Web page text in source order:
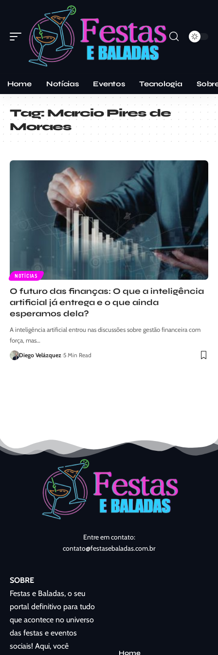
Home Notícias Eventos Tecnologia
Tag:Marcio Pires de
Moraes
NOTÍCIAS
O futuro das finanças: O que a inteligência
artificial já entrega e o que ainda
esperamos dela?
A inteligência artificial entrou nas discussões sobre gestão financeira com
força, mas…
Diego Velázquez 5 Min Read
Entre em contato:
contato@festasebaladas.com.br
SOBRE
Festas e Baladas, o seu
portal definitivo para tudo
que acontece no universo
das festas e eventos
sociais! Aqui, você
Home